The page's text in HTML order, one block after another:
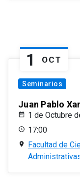
1 OCT
Seminarios
Juan Pablo
1 de Octubre
17:00
Facultad de